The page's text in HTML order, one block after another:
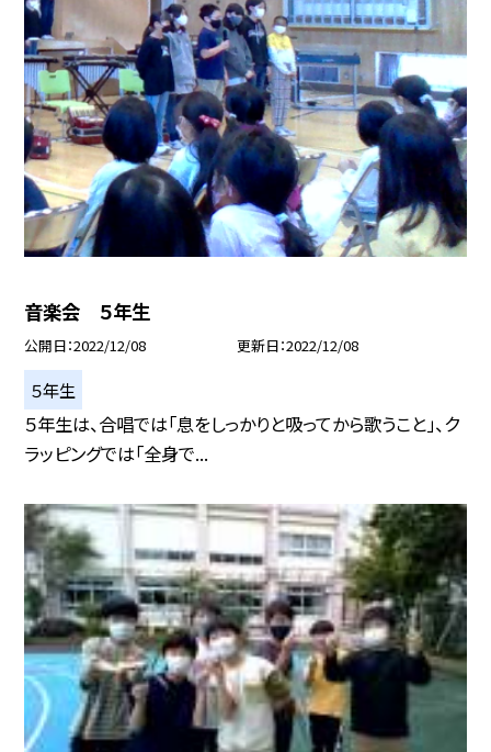
音楽会 ５年生
公開日 2022/12/08 更新日 2022/12/08
５年生
５年生は、合唱では「息をしっかりと吸ってから歌うこと」、ク
ラッピングでは「全身で...